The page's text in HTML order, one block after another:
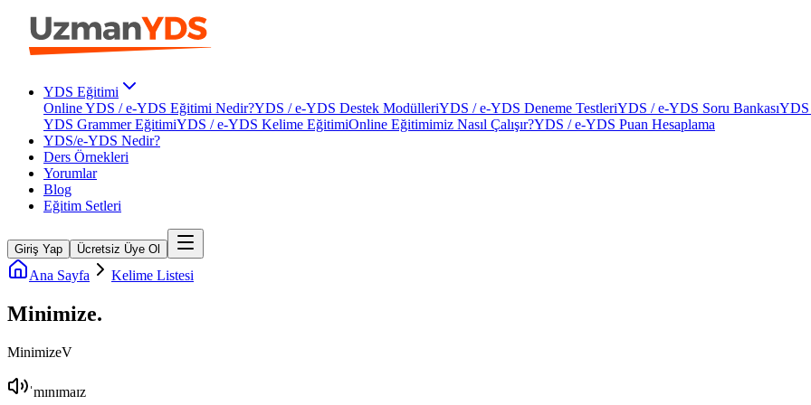
YDS Eğitimi
Online YDS / e-YDS Eğitimi Nedir?YDS / e-YDS Destek ModülleriYDS / e-YDS Deneme TestleriYDS / e-YDS Soru BankasıYDS
YDS Grammer EğitimiYDS / e-YDS Kelime EğitimiOnline Eğitimimiz Nasıl Çalışır?YDS / e-YDS Puan Hesaplama
YDS/e-YDS Nedir?
Ders Örnekleri
Yorumlar
Blog
Eğitim Setleri
Giriş Yap Ücretsiz Üye Ol
Ana Sayfa Kelime Listesi
Minimize.
MinimizeV
ˈmɪnɪmaɪz